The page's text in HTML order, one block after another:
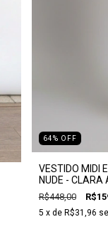
64% OFF
VESTIDO MIDI
NUDE - CLARA
R$448,00
5 x de R$31,96